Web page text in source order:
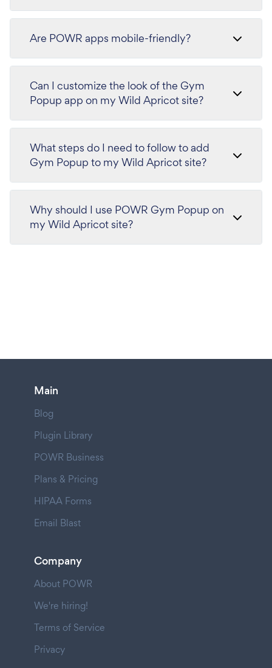
Are POWR apps mobile-friendly?
Can I customize the look of the Gym
Popup app on my Wild Apricot site?
What steps do I need to follow to add
Gym Popup to my Wild Apricot site?
Why should I use POWR Gym Popup on
my Wild Apricot site?
Main
Blog
Plugin Library
POWR Business
Plans & Pricing
HIPAA Forms
Email Blast
Company
About POWR
We're hiring!
Terms of Service
Privacy